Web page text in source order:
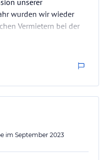
wurden wir wieder
Vermietern bei der
des Ortskerns und
Skibus. Wir hatten ein
gebucht.
eingerichtet. Tolle
eine bemerkenswerte
immer haben wir uns in
im September 2023